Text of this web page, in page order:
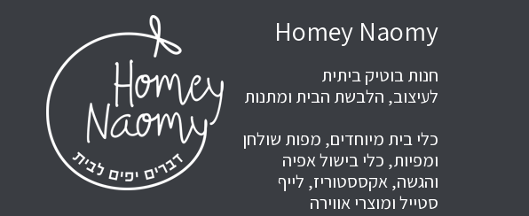
Homey Naomy
חנות בוטיק ביתית
לעיצוב, הלבשת הבית ומתנות
כלי בית מיוחדים, מפות שולחן
ומפיות, כלי בישול אפיה
והגשה, אקססטוריז, לייף
סטייל ומוצרי אווירה